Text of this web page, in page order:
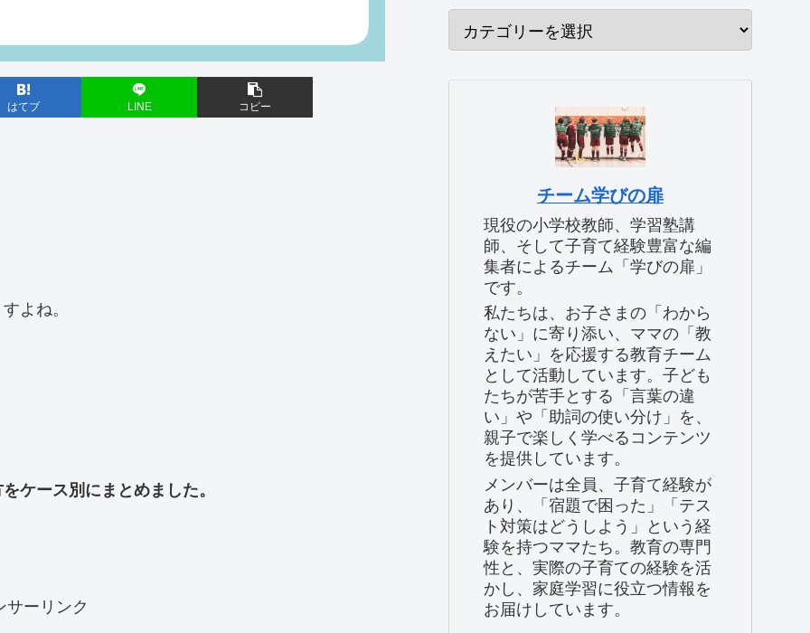
はてブ LINE コピー
よね。
ケース別にまとめました。
サーリンク
チーム学びの扉
現役の小学校教師、学習塾講
師、そして子育て経験豊富な編
集者によるチーム「学びの扉」
です。
私たちは、お子さまの「わから
ない」に寄り添い、ママの「教
えたい」を応援する教育チーム
として活動しています。子ども
たちが苦手とする「言葉の違
い」や「助詞の使い分け」を、
親子で楽しく学べるコンテンツ
を提供しています。
メンバーは全員、子育て経験が
あり、「宿題で困った」「テス
ト対策はどうしよう」という経
験を持つママたち。教育の専門
性と、実際の子育ての経験を活
かし、家庭学習に役立つ情報を
お届けしています。